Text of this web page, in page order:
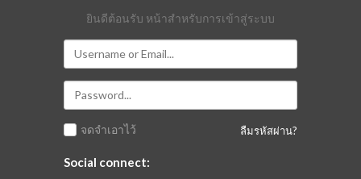
ยินดีต้อนรับ หน้าสำหรับการเข้าสู่ระบบ
ลืมรหัสผ่าน?
จดจำเอาไว้
Social connect: